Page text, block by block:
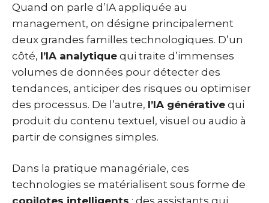
Quand on parle d’IA appliquée au
management, on désigne principalement
deux grandes familles technologiques. D’un
côté, l’IA analytique qui traite d’immenses
volumes de données pour détecter des
tendances, anticiper des risques ou optimiser
des processus. De l’autre, l’IA générative qui
produit du contenu textuel, visuel ou audio à
partir de consignes simples.
Dans la pratique managériale, ces
technologies se matérialisent sous forme de